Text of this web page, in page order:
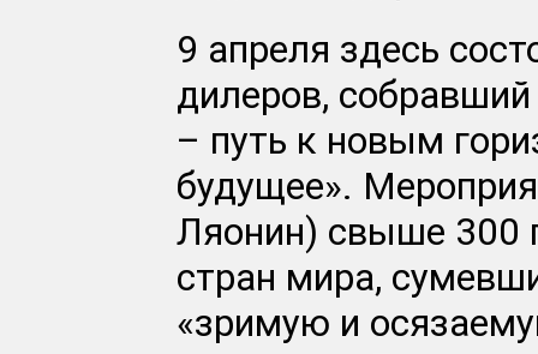
9 апреля здесь
дилеров,
– путь к новым
будущее».
Ляонин) свыше 300
стран мира,
«зримую и